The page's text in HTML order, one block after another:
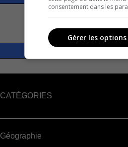
CATÉGORIES
Géographie
consentement dans les
Gérer les options